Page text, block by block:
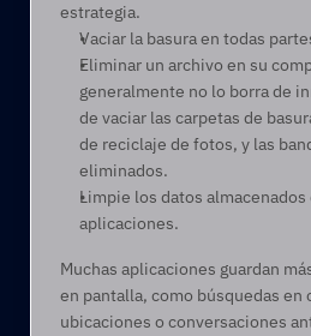
estrategia.
Vaciar la basura en todas
Eliminar un archivo en su
generalmente no lo borra de
de vaciar las carpetas de
de reciclaje de fotos, y las
eliminados.
Limpie los datos
aplicaciones.
Muchas aplicaciones guardan
en pantalla, como búsquedas en
ubicaciones o conversaciones